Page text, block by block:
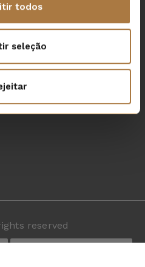
todos
seleção
de Agentes de Animação
reserved